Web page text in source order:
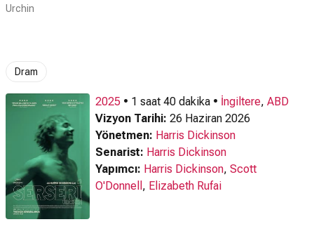
Urchin
Dram
2025 • 1 saat 40 dakika • İngiltere, ABD
Vizyon Tarihi: 26 Haziran 2026
Yönetmen: Harris Dickinson
Senarist: Harris Dickinson
Yapımcı: Harris Dickinson, Scott
O'Donnell , Elizabeth Rufai